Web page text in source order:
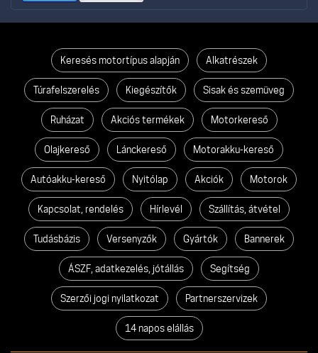
Keresés motortípus alapján Alkatrészek
Túrafelszerelés Kiegészítők Sisak és szemüveg
Ruházat Akciós termékek Motorkereső
Olajkereső Lánckereső Motorakku-kereső
Autóakku-kereső Nyitólap Akciók Motorok
Kapcsolat, rendelés Hírlevél Szállítás, átvétel
Tudásbázis Versenyzők Gyártók Bannerek
ÁSZF, adatkezelés, jótállás Segítség
Szerzői jogi nyilatkozat Partnerszervizek
14 napos elállás